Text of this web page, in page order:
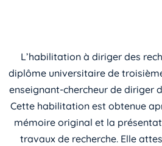
L’habilitation à diriger des
diplôme universitaire de
enseignant-chercheur de diriger
Cette habilitation est obtenue
mémoire original et la
travaux de recherche. Elle